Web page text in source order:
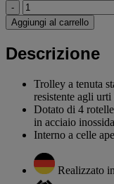
-
Aggiungi al carrello
Descrizione
Trolley a tenuta
resistente agli
Dotato di 4
in acciaio
Interno a celle
Realizzato